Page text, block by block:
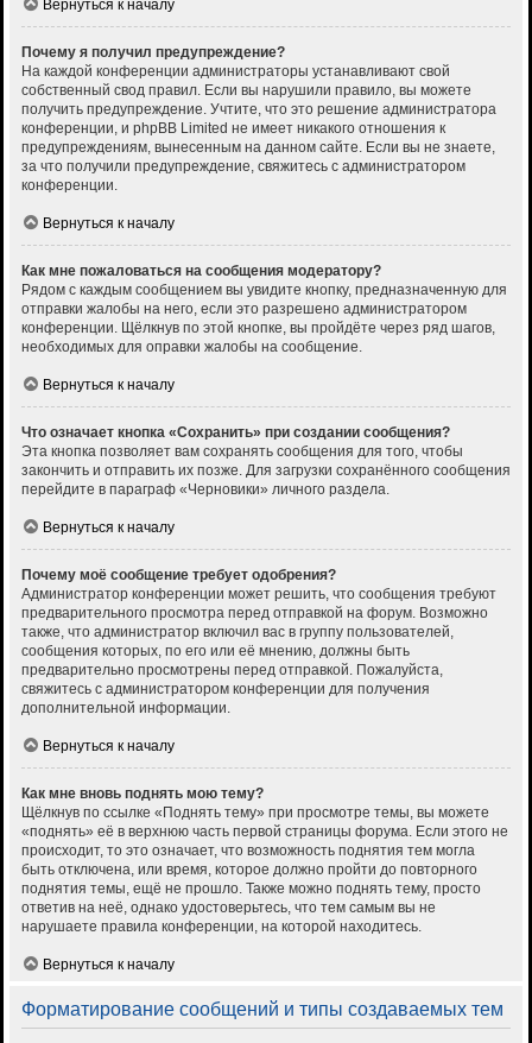
Вернуться к началу
Почему я получил предупреждение?
На каждой конференции администраторы устанавливают свой
собственный свод правил. Если вы нарушили правило, вы можете
получить предупреждение. Учтите, что это решение администратора
конференции, и phpBB Limited не имеет никакого отношения к
предупреждениям, вынесенным на данном сайте. Если вы не знаете,
за что получили предупреждение, свяжитесь с администратором
конференции.
Вернуться к началу
Как мне пожаловаться на сообщения модератору?
Рядом с каждым сообщением вы увидите кнопку, предназначенную для
отправки жалобы на него, если это разрешено администратором
конференции. Щёлкнув по этой кнопке, вы пройдёте через ряд шагов,
необходимых для оправки жалобы на сообщение.
Вернуться к началу
Что означает кнопка «Сохранить» при создании сообщения?
Эта кнопка позволяет вам сохранять сообщения для того, чтобы
закончить и отправить их позже. Для загрузки сохранённого сообщения
перейдите в параграф «Черновики» личного раздела.
Вернуться к началу
Почему моё сообщение требует одобрения?
Администратор конференции может решить, что сообщения требуют
предварительного просмотра перед отправкой на форум. Возможно
также, что администратор включил вас в группу пользователей,
сообщения которых, по его или её мнению, должны быть
предварительно просмотрены перед отправкой. Пожалуйста,
свяжитесь с администратором конференции для получения
дополнительной информации.
Вернуться к началу
Как мне вновь поднять мою тему?
Щёлкнув по ссылке «Поднять тему» при просмотре темы, вы можете
«поднять» её в верхнюю часть первой страницы форума. Если этого не
происходит, то это означает, что возможность поднятия тем могла
быть отключена, или время, которое должно пройти до повторного
поднятия темы, ещё не прошло. Также можно поднять тему, просто
ответив на неё, однако удостоверьтесь, что тем самым вы не
нарушаете правила конференции, на которой находитесь.
Вернуться к началу
Форматирование сообщений и типы создаваемых тем